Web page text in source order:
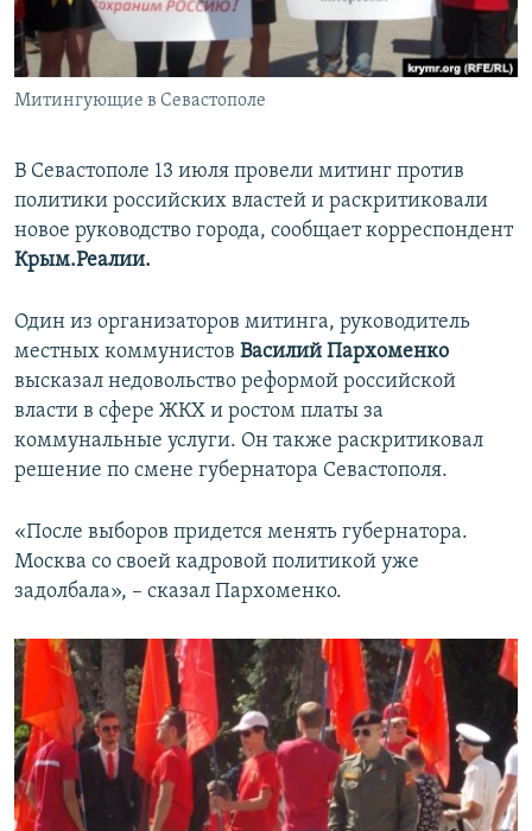
ПОБЕДИТЕЛЕЙ НЕ СУДЯТ?
КРЫМ.НЕПОКОРЕННЫЙ
ELIFBE
ПРИСОЕДИНЯЙТЕСЬ!
Все сайты RFE/RL
Митингующие в Севастополе
В Севастополе 13 июля провели митинг против
политики российских властей и раскритиковали
новое руководство города, сообщает корреспондент
Крым.Реалии.
Один из организаторов митинга, руководитель
местных коммунистов Василий Пархоменко
высказал недовольство реформой российской
власти в сфере ЖКХ и ростом платы за
коммунальные услуги. Он также раскритиковал
решение по смене губернатора Севастополя.
«После выборов придется менять губернатора.
Москва со своей кадровой политикой уже
задолбала», – сказал Пархоменко.